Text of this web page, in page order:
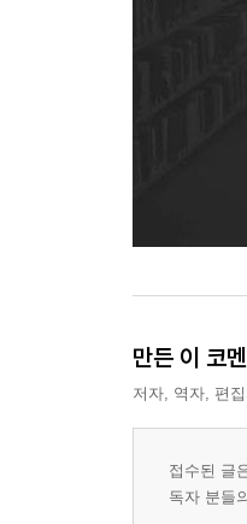
만든 이 코
저자, 역자, 편
접수된 글
독자 분들